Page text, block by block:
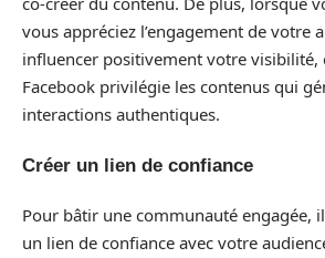
vous appréciez l’engagement de votre
influencer positivement votre visibilité,
Facebook privilégie les contenus qui
interactions authentiques.
Créer un lien de confiance
Pour bâtir une communauté engagée,
un lien de confiance avec votre